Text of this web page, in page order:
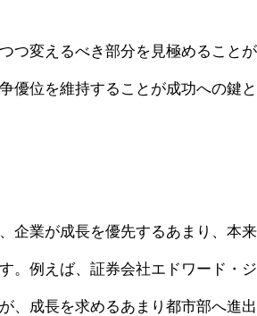
つ変えるべき部分を見極めること
優位を維持することが成功への鍵と
企業が成長を優先するあまり、本
。例えば、証券会社エドワード・
、成長を求めるあまり都市部へ進